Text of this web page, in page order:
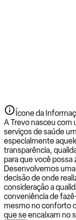
Ícone da
A Trevo nasceu com
serviços de saúde
especialmente
transparência,
para que você possa
Desenvolvemos
decisão de onde
consideração a
conveniência de
mesmo no conforto
que se encaixam no